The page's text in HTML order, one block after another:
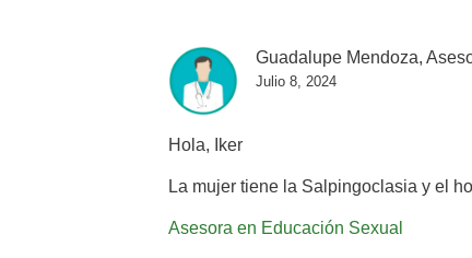
Guadalupe Mendoza,
Julio 8, 2024
Hola, Iker
La mujer tiene la Salpingoclasia y el
Asesora en Educación Sexual